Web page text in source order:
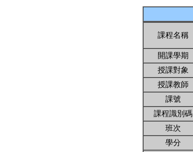
課程名稱
開課學期
授課對象
授課教師
課號
課程識別碼
班次
學分